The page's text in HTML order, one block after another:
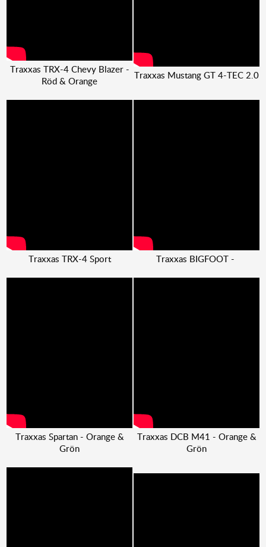
Traxxas TRX-4 Chevy Blazer -
Röd & Orange
Traxxas Mustang GT 4-TEC 2.0
Traxxas TRX-4 Sport Traxxas BIGFOOT -
Traxxas Spartan - Orange &
Grön
Traxxas DCB M41 - Orange &
Grön